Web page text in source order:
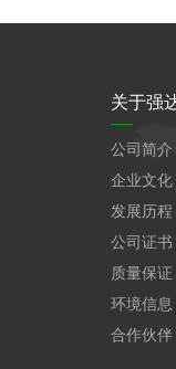
关于强
公司简介
企业文化
发展历程
公司证书
质量保证
环境信息
合作伙伴